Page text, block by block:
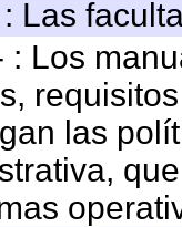
Las
: Los
las